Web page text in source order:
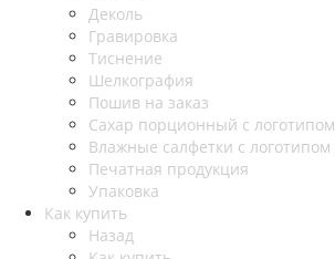
Деколь
Гравировка
Тиснение
Шелкография
Пошив на заказ
Сахар порционный с логотипом
Влажные салфетки с логотипом
Печатная продукция
Упаковка
Как купить
Назад